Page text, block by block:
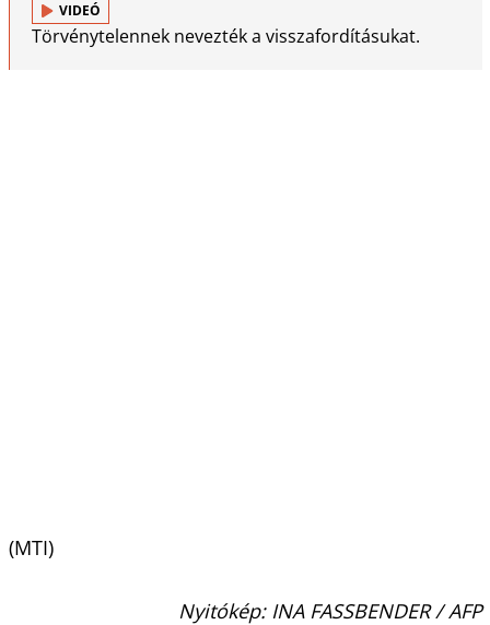
VIDEÓ
Törvénytelennek nevezték a visszafordításukat.
(MTI)
Nyitókép: INA FASSBENDER / AFP